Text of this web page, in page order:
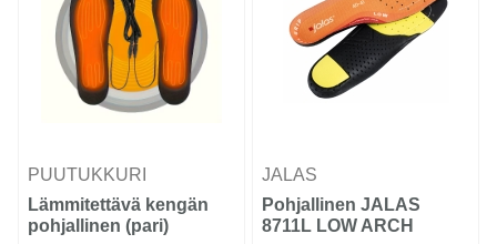
PUUTUKKURI
Lämmitettävä kengän
pohjallinen (pari)
JALAS
Pohjallinen JALAS
8711L LOW ARCH